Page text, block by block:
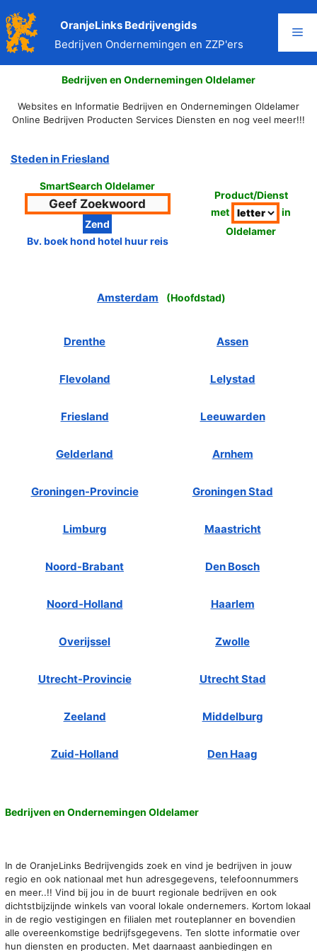
naar
de
inhoud
OranjeLinks Bedrijvengids
Bedrijven Ondernemingen en ZZP'ers
Bedrijven en Ondernemingen Oldelamer
Websites en Informatie Bedrijven en Ondernemingen Oldelamer
Online Bedrijven Producten Services Diensten en nog veel meer!!!
Steden in Friesland
SmartSearch Oldelamer
Bv. boek hond hotel huur reis
Product/Dienst
met
in
Oldelamer
Amsterdam (Hoofdstad)
Drenthe Assen
Flevoland Lelystad
Friesland Leeuwarden
Gelderland Arnhem
Groningen-Provincie Groningen Stad
Limburg Maastricht
Noord-Brabant Den Bosch
Noord-Holland Haarlem
Overijssel Zwolle
Utrecht-Provincie Utrecht Stad
Zeeland Middelburg
Zuid-Holland Den Haag
Bedrijven en Ondernemingen Oldelamer
In de OranjeLinks Bedrijvengids zoek en vind je bedrijven in jouw
regio en ook nationaal met hun adresgegevens, telefoonnummers
en meer..!! Vind bij jou in de buurt regionale bedrijven en ook
dichtstbijzijnde winkels van vooral lokale ondernemers. Kortom lokaal
in de regio vestigingen en filialen met routeplanner en bovendien
alle overeenkomstige bedrijfsgegevens. Ten slotte informatie over
hun diensten en producten. Met daarnaast aanbiedingen en